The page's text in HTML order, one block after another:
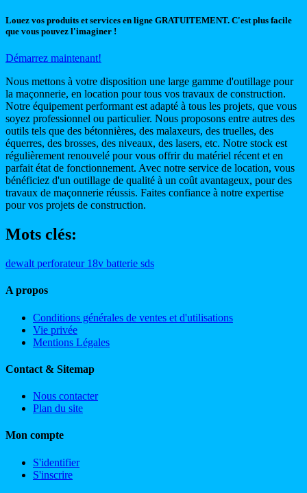
Louez vos produits et services en ligne GRATUITEMENT. C'est plus facile
que vous pouvez l'imaginer !
Démarrez maintenant!
Nous mettons à votre disposition une large gamme d'outillage pour
la maçonnerie, en location pour tous vos travaux de construction.
Notre équipement performant est adapté à tous les projets, que vous
soyez professionnel ou particulier. Nous proposons entre autres des
outils tels que des bétonnières, des malaxeurs, des truelles, des
équerres, des brosses, des niveaux, des lasers, etc. Notre stock est
régulièrement renouvelé pour vous offrir du matériel récent et en
parfait état de fonctionnement. Avec notre service de location, vous
bénéficiez d'un outillage de qualité à un coût avantageux, pour des
travaux de maçonnerie réussis. Faites confiance à notre expertise
pour vos projets de construction.
Mots clés:
dewalt perforateur 18v batterie sds
A propos
Conditions générales de ventes et d'utilisations
Vie privée
Mentions Légales
Contact & Sitemap
Nous contacter
Plan du site
Mon compte
S'identifier
S'inscrire